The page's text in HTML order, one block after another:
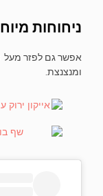
ניחוחות
אפשר גם לפזר מעל
ומנצנצת.